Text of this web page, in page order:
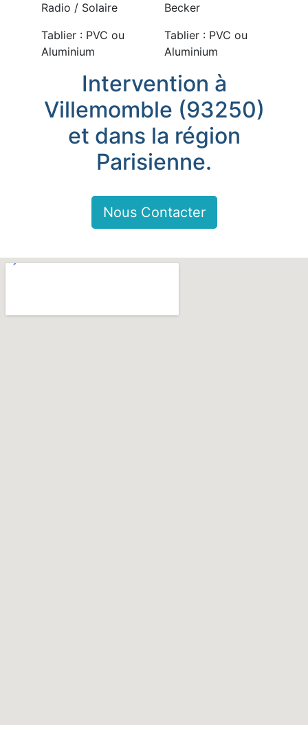
Radio / Solaire
Tablier : PVC ou
Aluminium
Becker
Tablier : PVC ou
Aluminium
Intervention à
Villemomble (93250)
et dans la région
Parisienne.
Nous Contacter